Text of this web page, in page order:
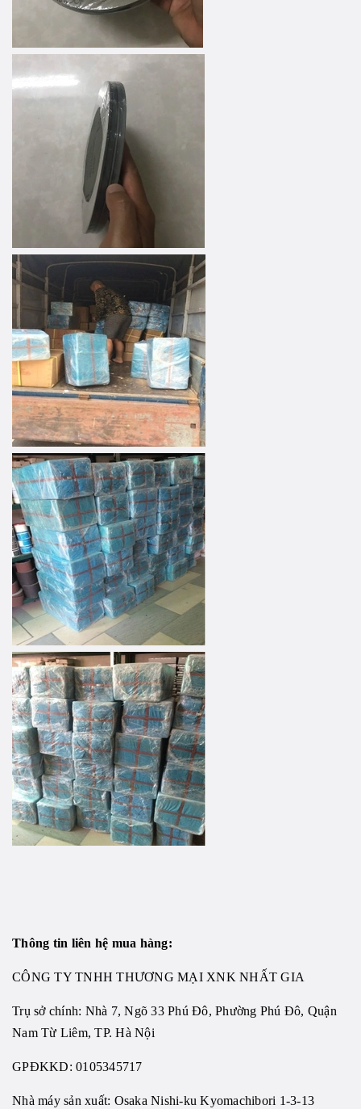
Thông tin liên hệ mua hàng:
CÔNG TY TNHH THƯƠNG MẠI XNK NHẤT GIA
Trụ sở chính: Nhà 7, Ngõ 33 Phú Đô, Phường Phú Đô, Quận
Nam Từ Liêm, TP. Hà Nội
GPĐKKD: 0105345717
Nhà máy sản xuất: Osaka Nishi-ku Kyomachibori 1-3-13